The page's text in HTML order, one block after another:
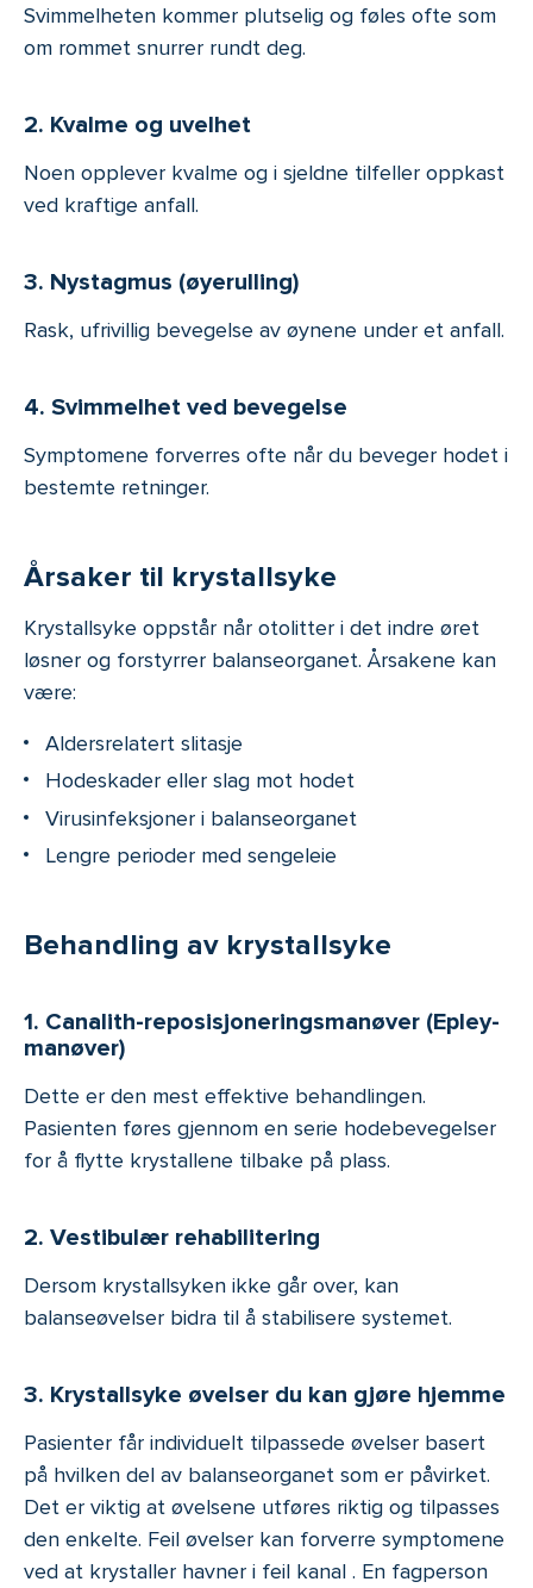
Svimmelheten kommer plutselig og føles ofte som
om rommet snurrer rundt deg.
2. Kvalme og uvelhet
Noen opplever kvalme og i sjeldne tilfeller oppkast
ved kraftige anfall.
3. Nystagmus (øyerulling)
Rask, ufrivillig bevegelse av øynene under et anfall.
4. Svimmelhet ved bevegelse
Symptomene forverres ofte når du beveger hodet i
bestemte retninger.
Årsaker til krystallsyke
Krystallsyke oppstår når otolitter i det indre øret
løsner og forstyrrer balanseorganet. Årsakene kan
være:
Aldersrelatert slitasje
Hodeskader eller slag mot hodet
Virusinfeksjoner i balanseorganet
Lengre perioder med sengeleie
Behandling av krystallsyke
1. Canalith-reposisjoneringsmanøver (Epley-
manøver)
Dette er den mest effektive behandlingen.
Pasienten føres gjennom en serie hodebevegelser
for å flytte krystallene tilbake på plass.
2. Vestibulær rehabilitering
Dersom krystallsyken ikke går over, kan
balanseøvelser bidra til å stabilisere systemet.
3. Krystallsyke øvelser du kan gjøre hjemme
Pasienter får individuelt tilpassede øvelser basert
på hvilken del av balanseorganet som er påvirket.
Det er viktig at øvelsene utføres riktig og tilpasses
den enkelte. Feil øvelser kan forverre symptomene
ved at krystaller havner i feil kanal . En fagperson